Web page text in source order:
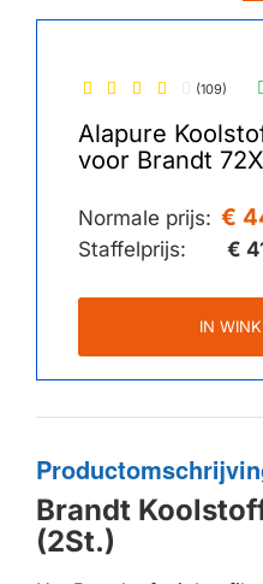
(109)
Alapure
voor Brandt
Normale prijs: €
Staffelprijs: €
IN
Brandt
(2St.)